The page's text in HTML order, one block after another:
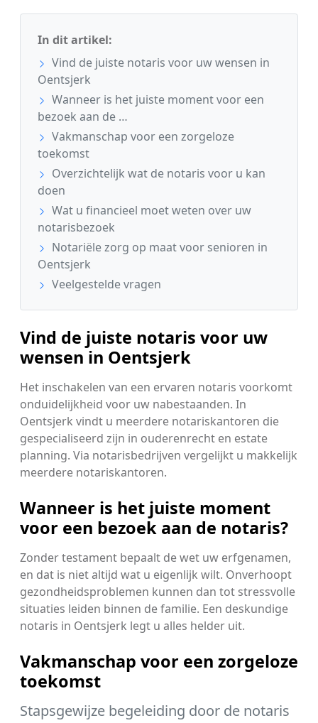
In dit artikel:
Vind de juiste notaris voor uw wensen in
Oentsjerk
Wanneer is het juiste moment voor een
bezoek aan de …
Vakmanschap voor een zorgeloze
toekomst
Overzichtelijk wat de notaris voor u kan
doen
Wat u financieel moet weten over uw
notarisbezoek
Notariële zorg op maat voor senioren in
Oentsjerk
Veelgestelde vragen
Vind de juiste notaris voor uw
wensen in Oentsjerk
Het inschakelen van een ervaren notaris voorkomt
onduidelijkheid voor uw nabestaanden. In
Oentsjerk vindt u meerdere notariskantoren die
gespecialiseerd zijn in ouderenrecht en estate
planning. Via notarisbedrijven vergelijkt u makkelijk
meerdere notariskantoren.
Wanneer is het juiste moment
voor een bezoek aan de notaris?
Zonder testament bepaalt de wet uw erfgenamen,
en dat is niet altijd wat u eigenlijk wilt. Onverhoopt
gezondheidsproblemen kunnen dan tot stressvolle
situaties leiden binnen de familie. Een deskundige
notaris in Oentsjerk legt u alles helder uit.
Vakmanschap voor een zorgeloze
toekomst
Stapsgewijze begeleiding door de notaris